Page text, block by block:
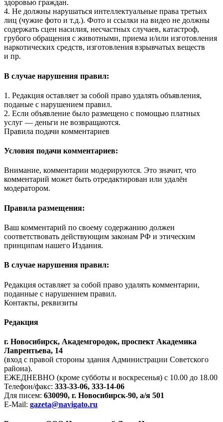
здоровью граждан.
4. Не должны нарушаться интеллектуальные права третьих
лиц (чужие фото и т.д.). Фото и ссылки на видео не должны
содержать сцен насилия, несчастных случаев, катастроф,
грубого обращения с животными, приема и/или изготовления
наркотических средств, изготовления взрывчатых веществ
и пр.
В случае нарушения правил:
1. Редакция оставляет за собой право удалять объявления,
поданые с нарушением правил.
2. Если объявление было размещено с помощью платных
услуг — деньги не возвращаются.
Правила подачи комментариев
Условия подачи комментариев:
Внимание, комментарии модерируются. Это значит, что
комментарий может быть отредактирован или удалён
модератором.
Правила размещения:
Ваш комментарий по своему содержанию должен
соответствовать действующим законам РФ и этическим
принципам нашего Издания.
В случае нарушения правил:
Редакция оставляет за собой право удалять комментарии,
поданные с нарушением правил.
Контакты, реквизиты
Редакция
г. Новосибирск, Академгородок, проспект Академика
Лаврентьева, 14
(вход с правой стороны здания Администрации Советского
района).
ЕЖЕДНЕВНО (кроме субботы и воскресенья) с 10.00 до 18.00
Телефон/факс: 333-33-06, 333-14-06
Для писем: 630090, г. Новосибирск-90, а/я 501
E-Mail: gazeta@navigato.ru